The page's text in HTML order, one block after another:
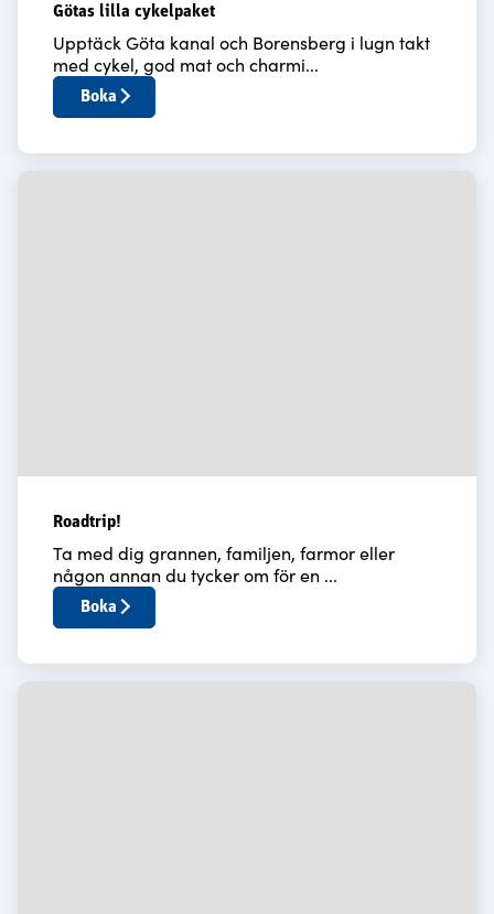
Götas lilla cykelpaket
Upptäck Göta kanal och Borensberg i lugn takt
med cykel, god mat och charmi...
Boka
Roadtrip!
Ta med dig grannen, familjen, farmor eller
någon annan du tycker om för en ...
Boka